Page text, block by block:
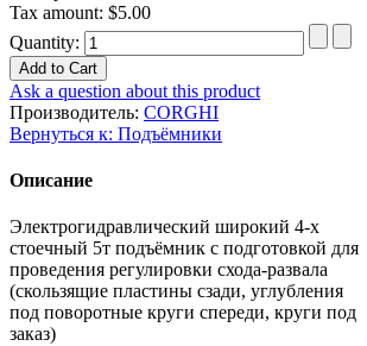
Tax amount: $5.00
Quantity:
Ask a question about this product
Производитель: CORGHI
Вернуться к: Подъёмники
Описание
Электрогидравлический широкий 4-х
стоечный 5т подъёмник с подготовкой для
проведения регулировки схода-развала
(скользящие пластины сзади, углубления
под поворотные круги спереди, круги под
заказ)